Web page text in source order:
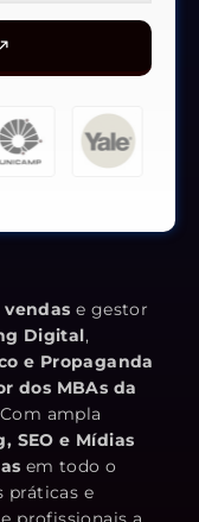
e gestor
Digital,
e Propaganda
dos MBAs da
ampla
SEO e Mídias
em todo o
práticas e